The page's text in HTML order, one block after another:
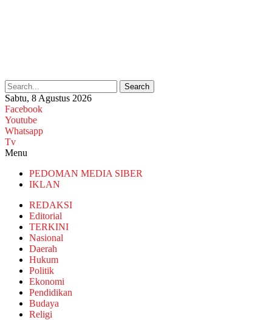
Search
Sabtu, 8 Agustus 2026
Facebook
Youtube
Whatsapp
Tv
Menu
PEDOMAN MEDIA SIBER
IKLAN
REDAKSI
Editorial
TERKINI
Nasional
Daerah
Hukum
Politik
Ekonomi
Pendidikan
Budaya
Religi